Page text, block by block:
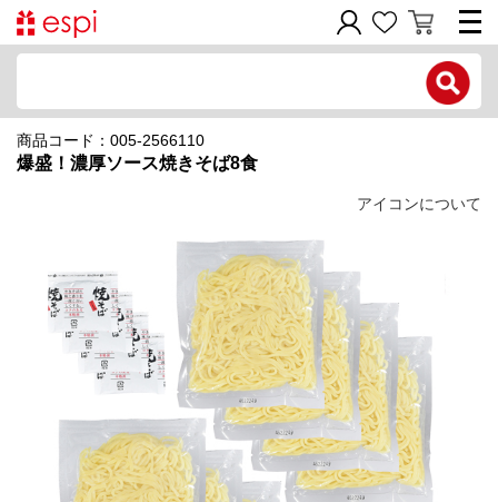
商品コード：005-2566110
爆盛！濃厚ソース焼きそば8食
アイコンについて
新規会員登録
価格帯別
お問い合わせフォーム